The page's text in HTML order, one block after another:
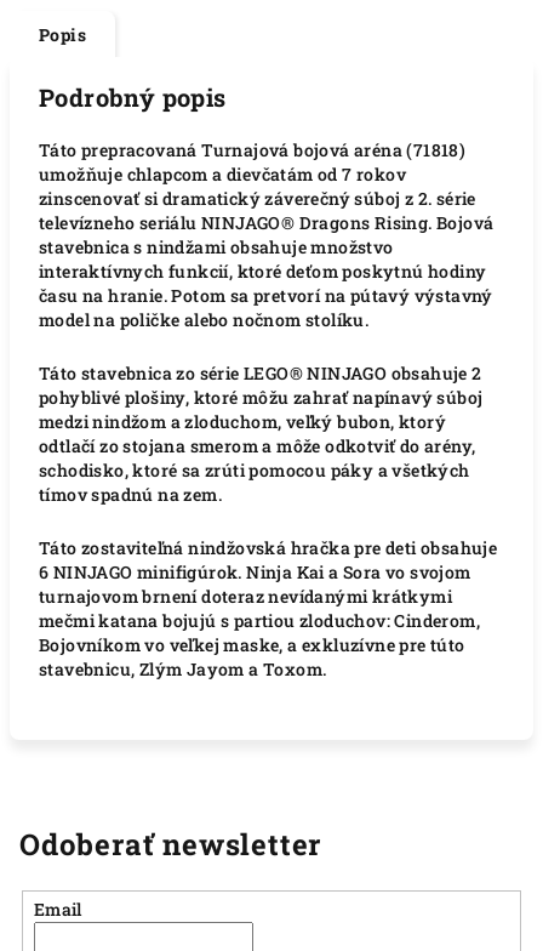
Popis
Podrobný popis
Táto prepracovaná Turnajová bojová aréna (71818)
umožňuje chlapcom a dievčatám od 7 rokov
zinscenovať si dramatický záverečný súboj z 2. série
televízneho seriálu NINJAGO® Dragons Rising. Bojová
stavebnica s nindžami obsahuje množstvo
interaktívnych funkcií, ktoré deťom poskytnú hodiny
času na hranie. Potom sa pretvorí na pútavý výstavný
model na poličke alebo nočnom stolíku.
Táto stavebnica zo série LEGO® NINJAGO obsahuje 2
pohyblivé plošiny, ktoré môžu zahrať napínavý súboj
medzi nindžom a zloduchom, veľký bubon, ktorý
odtlačí zo stojana smerom a môže odkotviť do arény,
schodisko, ktoré sa zrúti pomocou páky a všetkých
tímov spadnú na zem.
Táto zostaviteľná nindžovská hračka pre deti obsahuje
6 NINJAGO minifigúrok. Ninja Kai a Sora vo svojom
turnajovom brnení doteraz nevídanými krátkymi
mečmi katana bojujú s partiou zloduchov: Cinderom,
Bojovníkom vo veľkej maske, a exkluzívne pre túto
stavebnicu, Zlým Jayom a Toxom.
Odoberať newsletter
Email